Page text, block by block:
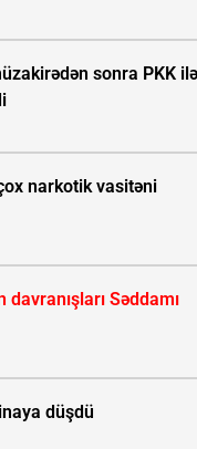
sonra PKK ilə
narkotik vasitəni
davranışları Səddamı
düşdü